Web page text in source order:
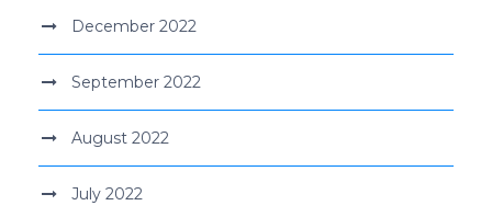
December 2022
September 2022
August 2022
July 2022